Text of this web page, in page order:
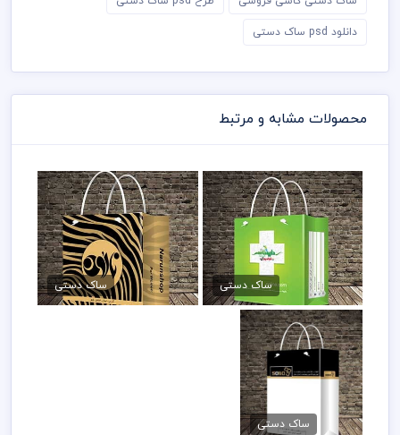
دانلود psd ساک دستی
محصولات مشابه و مرتبط
ساک دستی تجهیزات پزشکی
120,000 تومان
ساک دستی
ساک دستی لباس فروشی لایه
باز
120,000 تومان
ساک دستی
ساک دستی psd
تجهیزات پزشکی
120,000 تومانساک دستی